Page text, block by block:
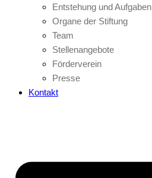
Entstehung und Aufgaben
Organe der Stiftung
Team
Stellenangebote
Förderverein
Presse
Kontakt